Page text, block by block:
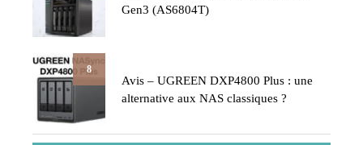
Gen3 (AS6804T)
8
Avis – UGREEN DXP4800 Plus : une
alternative aux NAS classiques ?